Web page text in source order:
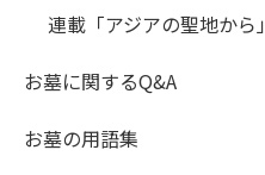
連載「アジアの聖地から」
お墓に関するQ&A
お墓の用語集